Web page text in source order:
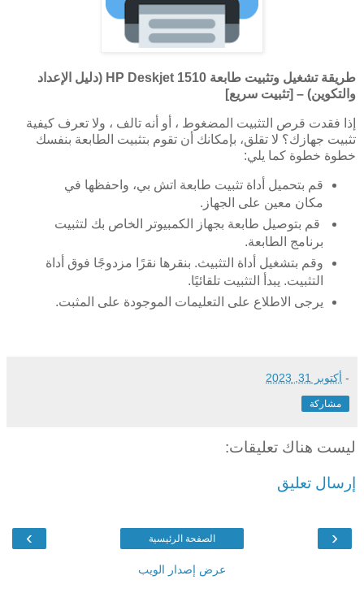
طريقة تشغيل وتثبيت طابعة HP Deskjet 1510 (دليل الإعداد
والتكوين) – [تثبيت سريع]
إذا فقدت قرص التثبيت المضغوط ، أو أنه تالف ، ولا تعرف كيفية
تثبيت جهازك؟ لا تقلق، بإمكانك أن تقوم بتثبيت الطابعة بنفسك
خطوة خطوة كما يلي:
قم بتحميل أداة تثبيت طابعة اتش بي، واحفظها في
مكان معين على الجهاز.
قم بتوصيل طابعة بجهاز الكمبيوتر الخاص بك لتثبيت
برنامج الطابعة.
وقم بتشغيل أداة التثبيث. بنقرها نقرًا مزدوجًا فوق أداة
التثبيت. يبدأ التثبيت تلقائيًا.
يرجى الاطلاع على التعليمات الموجودة على المثبت.
- أكتوبر 31, 2023
مشاركة
ليست هناك تعليقات:
إرسال تعليق
‹
› الصفحة الرئيسية
عرض إصدار الويب